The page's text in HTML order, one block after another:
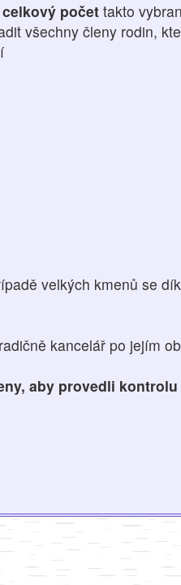
celkový počet takto
všechny členy rodin,
velkých kmenů se
kancelář po jejím
aby provedli